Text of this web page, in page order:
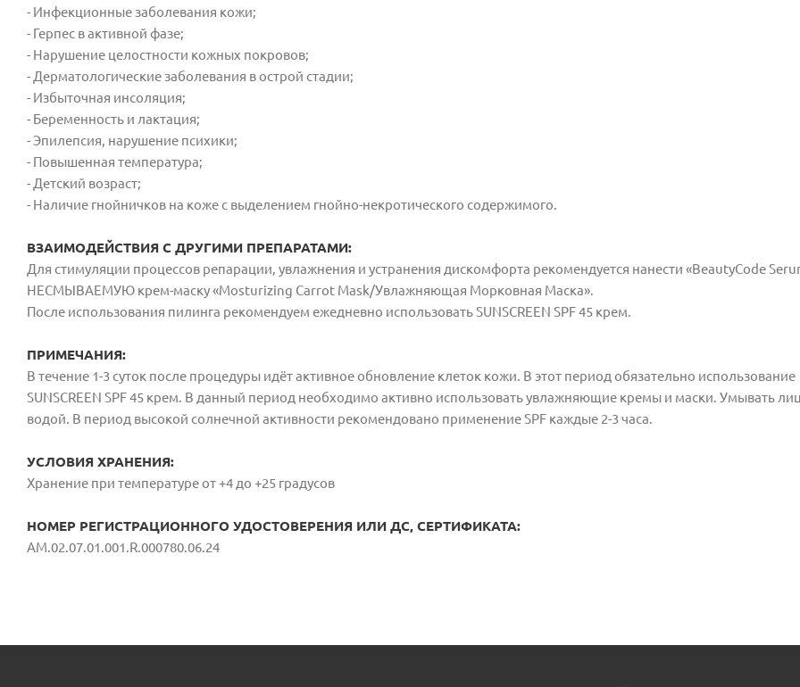
- Инфекционные заболевания кожи;
- Герпес в активной фазе;
- Нарушение целостности кожных покровов;
- Дерматологические заболевания в острой стадии;
- Избыточная инсоляция;
- Беременность и лактация;
- Эпилепсия, нарушение психики;
- Повышенная температура;
- Детский возраст;
- Наличие гнойничков на коже с выделением гнойно-некротического содержимого.
ВЗАИМОДЕЙСТВИЯ С ДРУГИМИ ПРЕПАРАТАМИ:
Для стимуляции процессов репарации, увлажнения и устранения дискомфорта рекомендуется нанести «BeautyCode
НЕСМЫВАЕМУЮ крем-маску «Mosturizing Carrot Mask/Увлажняющая Морковная Маска».
После использования пилинга рекомендуем ежедневно использовать SUNSCREEN SPF 45 крем.
ПРИМЕЧАНИЯ:
В течение 1-3 суток после процедуры идёт активное обновление клеток кожи. В этот период обязательно использование
SUNSCREEN SPF 45 крем. В данный период необходимо активно использовать увлажняющие кремы и маски. Умывать
водой. В период высокой солнечной активности рекомендовано применение SPF каждые 2-3 часа.
УСЛОВИЯ ХРАНЕНИЯ:
Хранение при температуре от +4 до +25 градусов
НОМЕР РЕГИСТРАЦИОННОГО УДОСТОВЕРЕНИЯ ИЛИ ДС, СЕРТИФИКАТА:
AM.02.07.01.001.R.000780.06.24